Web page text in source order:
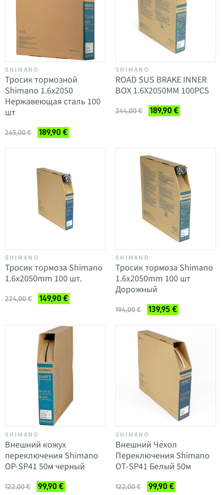
SHIMANO
Тросик тормозной
Shimano 1.6x2050
Нержавеющая сталь 100
шт
265,00 € 189,90 €
SHIMANO
ROAD SUS BRAKE INNER
BOX 1.6X2050MM 100PCS
244,00 € 189,90 €
SHIMANO
Тросик тормоза Shimano
1.6x2050mm 100 шт.
224,00 € 149,90 €
SHIMANO
Тросик тормоза Shimano
1.6x2050mm 100 шт
Дорожный
194,00 € 139,95 €
SHIMANO
Внешний кожух
переключения Shimano
OP-SP41 50м черный
122,00 € 99,90 €
SHIMANO
Внешний Чехол
Переключения Shimano
OT-SP41 Белый 50м
122,00 € 99,90 €